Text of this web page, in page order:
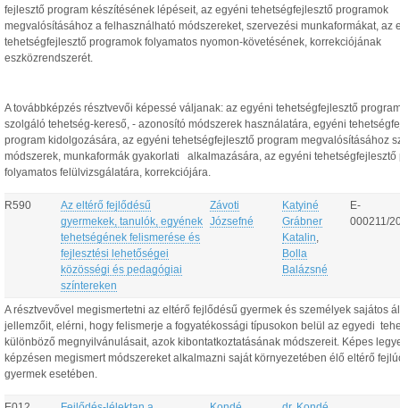
fejlesztő program készítésének lépéseit, az egyéni tehetségfejlesztő programok
megvalósításához a felhasználható módszereket, szervezési munkaformákat, az
tehetségfejlesztő programok folyamatos nyomon-követésének, korrekciójának
eszközrendszerét.
A továbbképzés résztvevői képessé váljanak: az egyéni tehetségfejlesztő
szolgáló tehetség-kereső, - azonosító módszerek használatára, egyéni
program kidolgozására, az egyéni tehetségfejlesztő program megvalósításához
módszerek, munkaformák gyakorlati alkalmazására, az egyéni tehetségfejlesztő
folyamatos felülvizsgálatára, korrekciójára.
R590
Az eltérő fejlődésű
gyermekek, tanulók, egyének
tehetségének felismerése és
fejlesztési lehetőségei
közösségi és pedagógiai
színtereken
Závoti
Józsefné
Katyiné
Grábner
Katalin
Bolla
Balázsné
E-
000211/
A résztvevővel megismertetni az eltérő fejlődésű gyermek és személyek sajátos
jellemzőit, elérni, hogy felismerje a fogyatékossági típusokon belül az egyedi
különböző megnyilvánulásait, azok kibontatkoztatásának módszereit. Képes
képzésen megismert módszereket alkalmazni saját környezetében élő eltérő
gyermek esetében.